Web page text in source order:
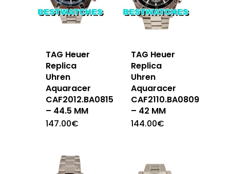
TAG Heuer
Replica
Uhren
Aquaracer
CAF2012.BA0815
– 44.5 MM
147.00€
TAG Heuer
Replica
Uhren
Aquaracer
CAF2110.BA0809
– 42 MM
144.00€